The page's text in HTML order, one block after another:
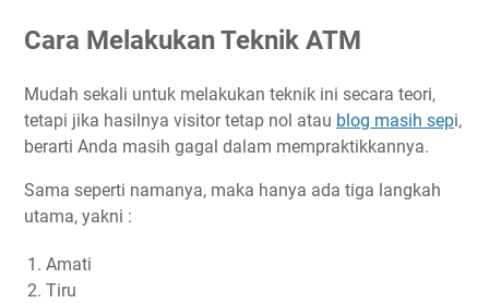
Cara Melakukan Teknik ATM
Mudah sekali untuk melakukan teknik ini secara teori,
tetapi jika hasilnya visitor tetap nol atau blog masih sepi,
berarti Anda masih gagal dalam mempraktikkannya.
Sama seperti namanya, maka hanya ada tiga langkah
utama, yakni :
Amati
Tiru